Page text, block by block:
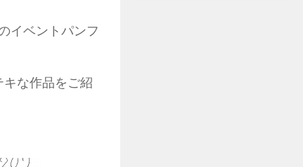
イベントパンフ
な作品をご紹